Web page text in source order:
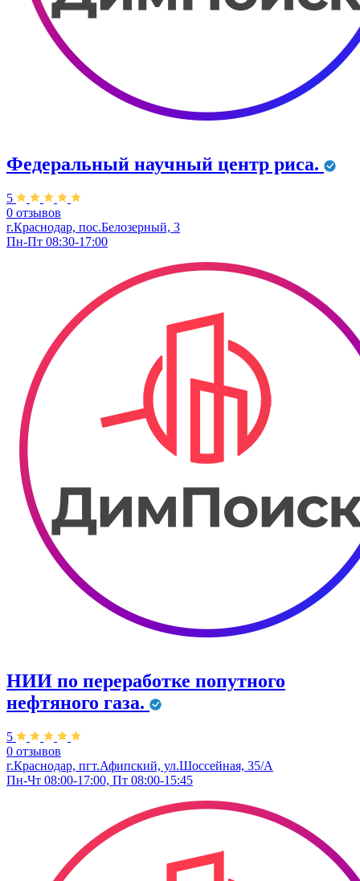
Федеральный научный центр риса.
5
0 отзывов
г.Краснодар, пос.Белозерный, 3
Пн-Пт 08:30-17:00
НИИ по переработке попутного
нефтяного газа.
5
0 отзывов
г.Краснодар, пгт.Афипский, ул.Шоссейная, 35/А
Пн-Чт 08:00-17:00, Пт 08:00-15:45